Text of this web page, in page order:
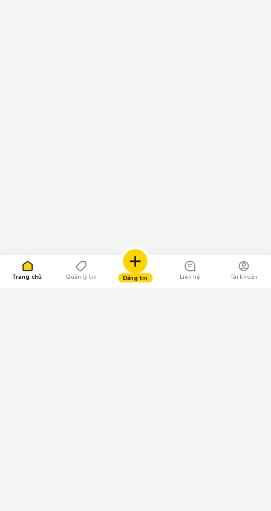
Trang chủ Quản lý tin Đăng tin Liên hệ Tài khoản